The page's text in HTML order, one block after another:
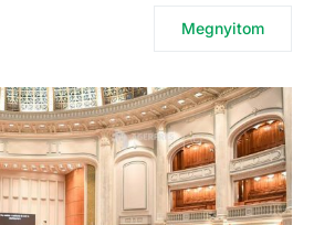
Megnyitom